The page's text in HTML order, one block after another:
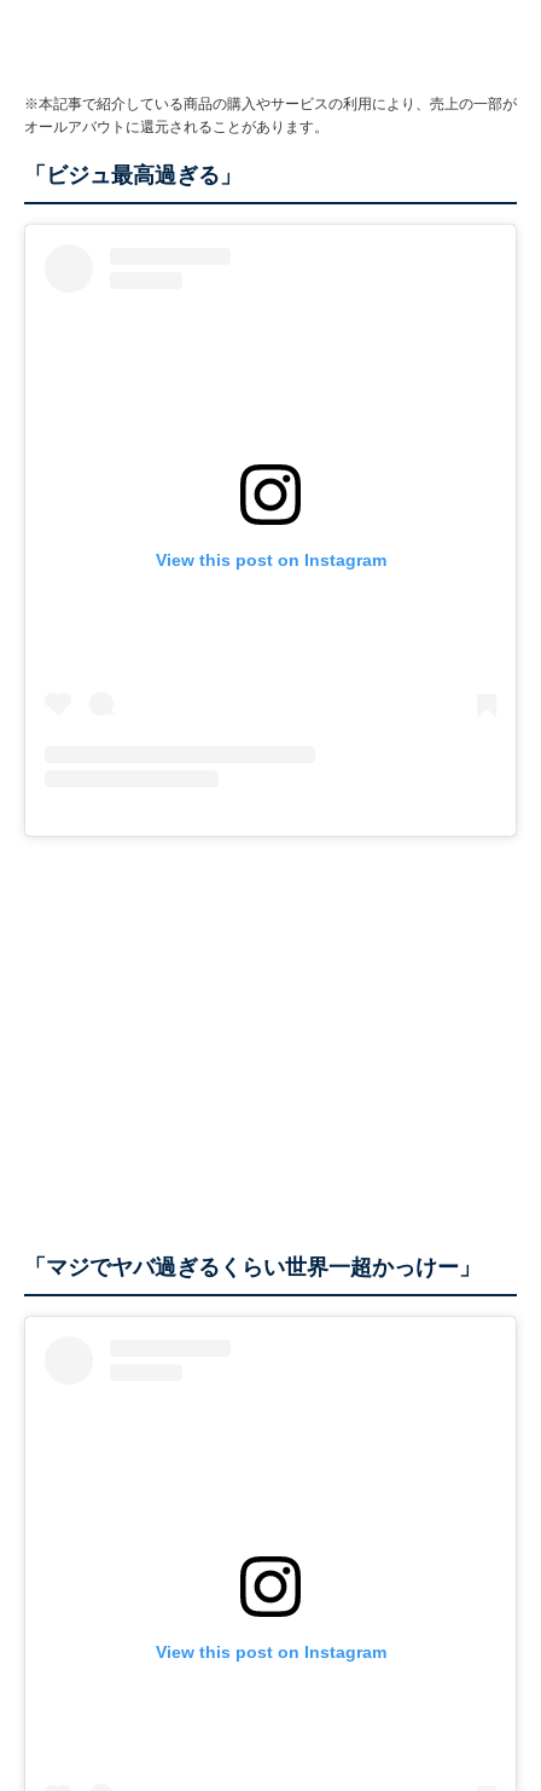
※本記事で紹介している商品の購入やサービスの利用により、売上の一部が
オールアバウトに還元されることがあります。
「ビジュ最高過ぎる」
View this post on Instagram
「マジでヤバ過ぎるくらい世界一超かっけー」
View this post on Instagram